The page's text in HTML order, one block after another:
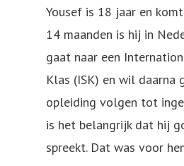
Yousef is 18 jaar en
14 maanden is hij in
gaat naar een
Klas (ISK) en wil daarna
opleiding volgen tot
is het belangrijk dat hij
spreekt. Dat was voor